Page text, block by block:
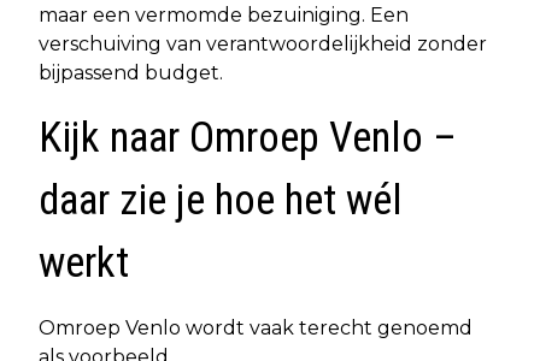
maar een vermomde bezuiniging. Een
verschuiving van verantwoordelijkheid zonder
bijpassend budget.
Kijk naar Omroep Venlo –
daar zie je hoe het wél
werkt
Omroep Venlo wordt vaak terecht genoemd
als voorbeeld.